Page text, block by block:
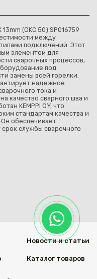
(OKC 50) SP016759
между
подключений. Этот
элементом для
сварочных процессов,
под
замены всей горелки.
надежное
тока и
качество сварного шва и
KEMPPI OY, что
стандартам качества и
обеспечивает
службы сварочного
Новости и статьи
Каталог товаров